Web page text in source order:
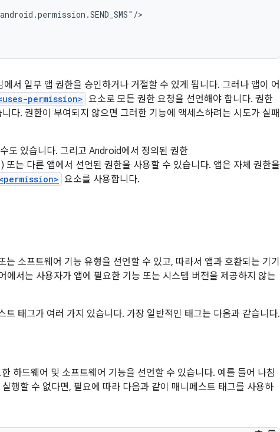
서 일부 앱 권한을 승인하거나 거절할 수 있게 됩니다. 그러나 앱이 어
permission> 요소로 모든 권한 요청을 선언해야 합니다. 권한
다. 권한이 부여되지 않으면 그러한 기능에 액세스하려는 시도가 실패
도 있습니다. 그리고 Android에서 정의된 권한
또는 다른 앱에서 선언된 권한을 사용할 수 있습니다. 앱은 자체 권한을
<permission> 요소를 사용합니다.
소프트웨어 기능 유형을 선언할 수 있고, 따라서 앱과 호환되는 기기
서는 사용자가 앱에 필요한 기능 또는 시스템 버전을 제공하지 않는
태그가 여러 가지 있습니다. 가장 일반적인 태그는 다음과 같습니다.
하드웨어 및 소프트웨어 기능을 선언할 수 있습니다. 예를 들어 나침
행할 수 없다면, 필요에 따라 다음과 같이 매니페스트 태그를 사용하